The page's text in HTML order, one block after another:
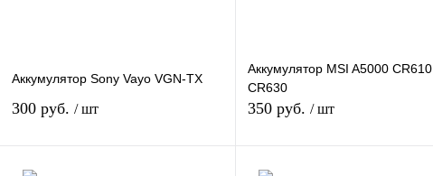
Аккумулятор Sony Vayo VGN-TX
300 руб. / шт
Аккумулятор MSI A5000 CR610
CR630
350 руб. / шт